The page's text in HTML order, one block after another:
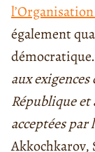
également
démocratique.
aux
République
acceptées par
Akkochkarov,